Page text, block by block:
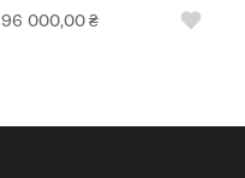
96 000,00₴